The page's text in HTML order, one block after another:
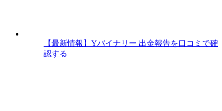
【最新情報】Yバイナリー 出金報告を口コミで確
認する